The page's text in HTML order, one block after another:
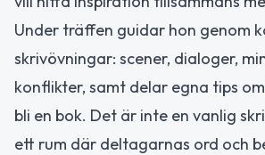
Under träffen guidar hon genom
skrivövningar: scener, dialoger,
konflikter, samt delar egna tips
bli en bok. Det är inte en vanlig
ett rum där deltagarnas ord och